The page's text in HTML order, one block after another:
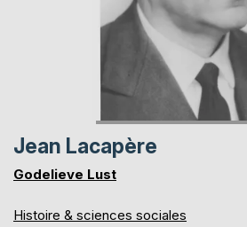
Jean Lacapère
Godelieve Lust
Histoire & sciences sociales